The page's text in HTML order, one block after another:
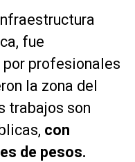
fue
por profesionales
la zona del
trabajos son
con
de pesos.